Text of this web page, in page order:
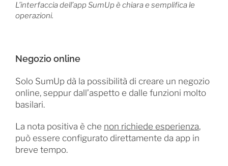
L’interfaccia dell’app SumUp è chiara e semplifica le
operazioni.
Negozio online
Solo SumUp dà la possibilità di creare un negozio
online, seppur dall’aspetto e dalle funzioni molto
basilari.
La nota positiva è che non richiede esperienza,
può essere configurato direttamente da app in
breve tempo.